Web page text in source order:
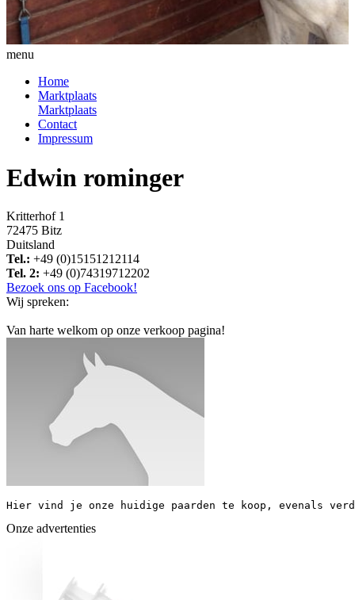
menu
Home
Marktplaats
Marktplaats
Contact
Impressum
Edwin rominger
Kritterhof 1
72475 Bitz
Duitsland
Tel.: +49 (0)15151212114
Tel. 2: +49 (0)74319712202
Bezoek ons op Facebook!
Wij spreken:
Van harte welkom op onze verkoop pagina!
Hier vind je onze huidige paarden te koop, evenals
Onze advertenties